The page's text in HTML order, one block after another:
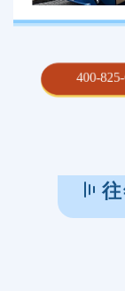
400-